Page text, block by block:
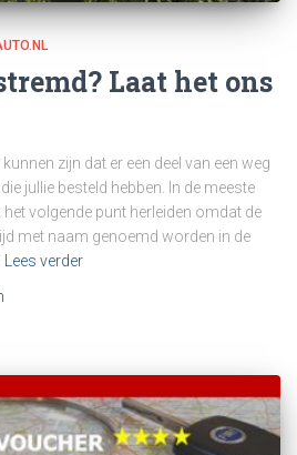
Laat het ons
zijn dat er een deel van een weg
jullie besteld hebben. In de meeste
volgende punt herleiden omdat de
met naam genoemd worden in de
Lees verder